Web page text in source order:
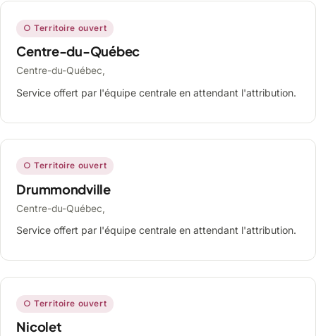
○ Territoire ouvert
Centre-du-Québec
Centre-du-Québec,
Service offert par l'équipe centrale en attendant l'attribution.
○ Territoire ouvert
Drummondville
Centre-du-Québec,
Service offert par l'équipe centrale en attendant l'attribution.
○ Territoire ouvert
Nicolet